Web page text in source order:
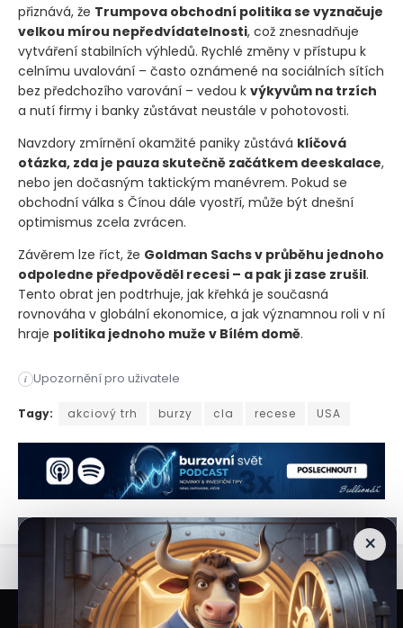
přiznává, že Trumpova obchodní politika se vyznačuje
velkou mírou nepředvídatelnosti, což znesnadňuje
vytváření stabilních výhledů. Rychlé změny v přístupu k
celnímu uvalování – často oznámené na sociálních sítích
bez předchozího varování – vedou k výkyvům na trzích
a nutí firmy i banky zůstávat neustále v pohotovosti.
Navzdory zmírnění okamžité paniky zůstává klíčová
otázka, zda je pauza skutečně začátkem deeskalace,
nebo jen dočasným taktickým manévrem. Pokud se
obchodní válka s Čínou dále vyostří, může být dnešní
optimismus zcela zvrácen.
Závěrem lze říct, že Goldman Sachs v průběhu jednoho
odpoledne předpověděl recesi – a pak ji zase zrušil.
Tento obrat jen podtrhuje, jak křehká je současná
rovnováha v globální ekonomice, a jak významnou roli v ní
hraje politika jednoho muže v Bílém domě.
i Upozornění pro uživatele
Jedna z nejvlivnějších investičních bank na světě,
Tagy: akciový trh burzy cla recese USA
×